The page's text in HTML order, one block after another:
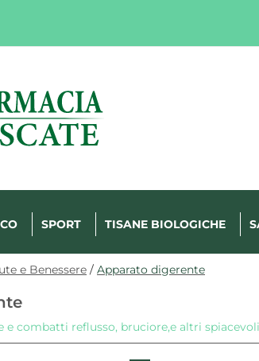
SPORT TISANE BIOLOGICHE
e Benessere / Apparato digerente
e combatti reflusso, bruciore,e altri